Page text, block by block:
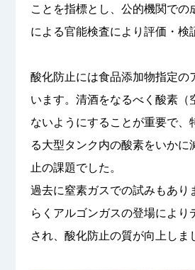
ことを指標とし、公的機関での
による官能検査により評価・検
酸化防止には食品添加物指定の
います。清酒をなるべく酸素（
ないようにすることが重要で、
る大型タンク内の酸素をいかに
止の課題でした。
過去に窒素ガスでの試みもあり
らくアルゴンガスの登場により
され、酸化防止の質が向上しま